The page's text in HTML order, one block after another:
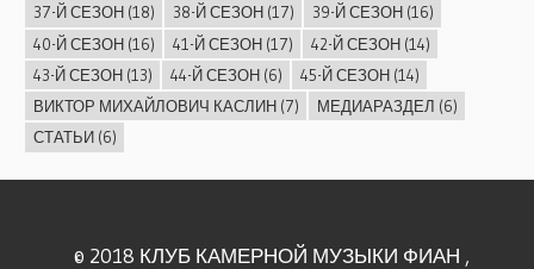
37-Й СЕЗОН(18) 38-Й СЕЗОН(17) 39-Й СЕЗОН(16)
40-Й СЕЗОН(16) 41-Й СЕЗОН(17) 42-Й СЕЗОН(14)
43-Й СЕЗОН(13) 44-Й СЕЗОН(6) 45-Й СЕЗОН(14)
ВИКТОР МИХАЙЛОВИЧ КАСЛИН(7) МЕДИАРАЗДЕЛ (6)
СТАТЬИ(6)
© 2018 КЛУБ КАМЕРНОЙ МУЗЫКИ ФИАН ,